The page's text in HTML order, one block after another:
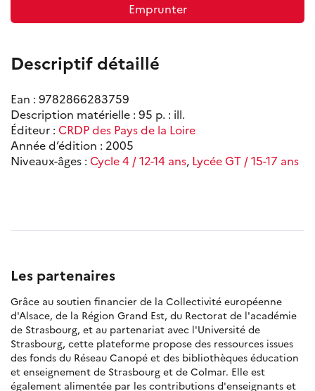
Emprunter
Descriptif détaillé
Ean : 9782866283759
Description matérielle : 95 p. : ill.
Éditeur : CRDP des Pays de la Loire
Année d’édition : 2005
Niveaux-âges : Cycle 4 / 12-14 ans, Lycée GT / 15-17 ans
Les partenaires
Grâce au soutien financier de la Collectivité européenne
d'Alsace, de la Région Grand Est, du Rectorat de l'académie
de Strasbourg, et au partenariat avec l'Université de
Strasbourg, cette plateforme propose des ressources issues
des fonds du Réseau Canopé et des bibliothèques éducation
et enseignement de Strasbourg et de Colmar. Elle est
également alimentée par les contributions d'enseignants et